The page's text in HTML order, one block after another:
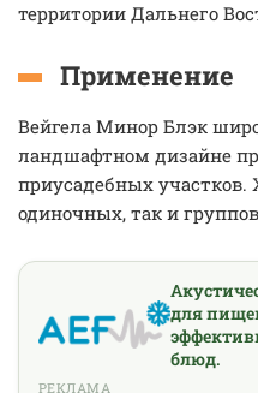
территории Дальнего
Применение
Вейгела Минор Блэк
ландшафтном дизайне
приусадебных участков.
одиночных, так и
для
блюд.
РЕКЛАМА